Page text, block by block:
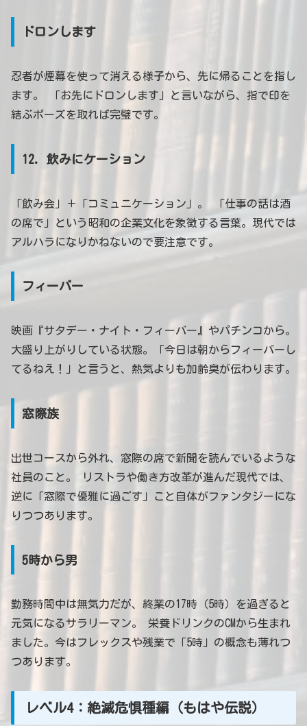
ドロンします
忍者が煙幕を使って消える様子から、先に帰ることを指し
ます。 「お先にドロンします」と言いながら、指で印を
結ぶポーズを取れば完璧です。
12. 飲みにケーション
「飲み会」＋「コミュニケーション」。 「仕事の話は酒
の席で」という昭和の企業文化を象徴する言葉。現代では
アルハラになりかねないので要注意です。
フィーバー
映画『サタデー・ナイト・フィーバー』やパチンコから。
大盛り上がりしている状態。「今日は朝からフィーバーし
てるねえ！」と言うと、熱気よりも加齢臭が伝わります。
窓際族
出世コースから外れ、窓際の席で新聞を読んでいるような
社員のこと。 リストラや働き方改革が進んだ現代では、
逆に「窓際で優雅に過ごす」こと自体がファンタジーにな
りつつあります。
5時から男
勤務時間中は無気力だが、終業の17時（5時）を過ぎると
元気になるサラリーマン。 栄養ドリンクのCMから生まれ
ました。今はフレックスや残業で「5時」の概念も薄れつ
つあります。
レベル4：絶滅危惧種編（もはや伝説）